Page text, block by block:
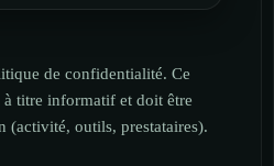
de confidentialité. Ce
titre informatif et doit être
(activité, outils, prestataires).